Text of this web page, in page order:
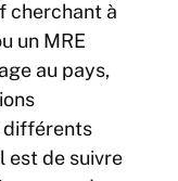
cherchant à
un MRE
au pays,
différents
est de suivre